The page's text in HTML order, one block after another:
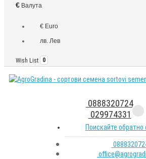
€ Валута
€ Euro
лв. Лев
Wish List 0
0888320724
029974331
Поискайте